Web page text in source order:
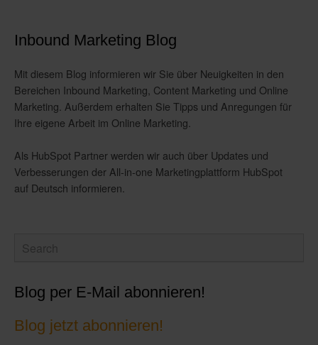
Inbound Marketing Blog
Mit diesem Blog informieren wir Sie über Neuigkeiten in den
Bereichen Inbound Marketing, Content Marketing und Online
Marketing. Außerdem erhalten Sie Tipps und Anregungen für
Ihre eigene Arbeit im Online Marketing.
Als HubSpot Partner werden wir auch über Updates und
Verbesserungen der All-in-one Marketingplattform HubSpot
auf Deutsch informieren.
Blog per E-Mail abonnieren!
Blog jetzt abonnieren!